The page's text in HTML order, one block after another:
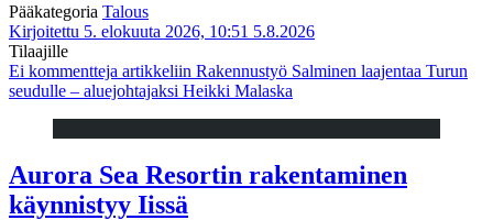
Pääkategoria Talous
Kirjoitettu 5. elokuuta 2026, 10:51 5.8.2026
Tilaajille
Ei kommentteja artikkeliin Rakennustyö Salminen laajentaa Turun
seudulle – aluejohtajaksi Heikki Malaska
Aurora Sea Resortin rakentaminen
käynnistyy Iissä